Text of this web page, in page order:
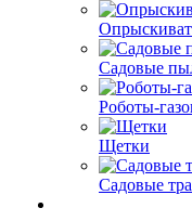
Садовые
Роботы-
Щетки
Садовые